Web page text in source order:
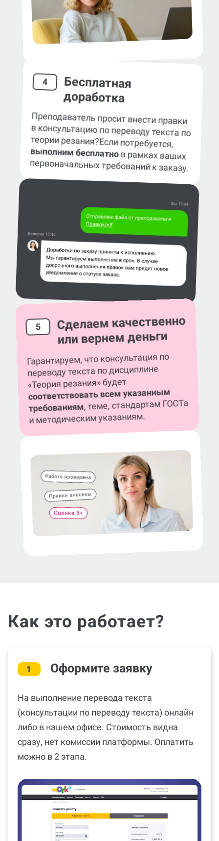
4 Бесплатная
доработка
Преподаватель просит внести правки
в консультацию по переводу текста по
теории резания?Если потребуется,
выполним бесплатнов рамках ваших
первоначальных требований к заказу.
5 Сделаем качественно
или вернем деньги
Гарантируем, что консультация по
переводу текста по дисциплине
«Теория резания» будет
соответствовать всем указанным
требованиям, теме, стандартам ГОСТа
и методическим указаниям.
Как это работает?
1 Оформите заявку
На выполнение перевода текста
(консультации по переводу текста) онлайн
либо в нашем офисе. Стоимость видна
сразу, нет комиссии платформы. Оплатить
можно в 2 этапа.